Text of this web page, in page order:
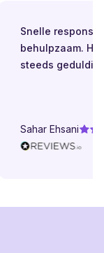
Snelle respons.
behulpzaam.
steeds geduldig.
Sahar Ehsani